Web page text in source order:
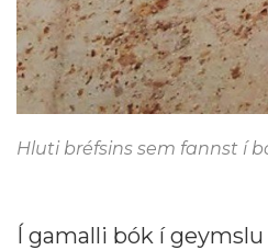
Hluti bréfsins sem fannst í
Í gamalli bók í